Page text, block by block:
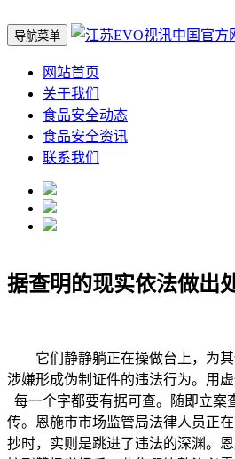
导航菜单
网站首页
关于我们
食品安全动态
食品安全资讯
联系我们
据查明的现实依法做出
它们静静躺正在操做台上，为其
涉嫌形成伪制证件的违法行为。用
每一个字都要有据可查。随即立案
传。恩施市市场监管局法律人员正
抄时，实则是跳进了违法的深渊。